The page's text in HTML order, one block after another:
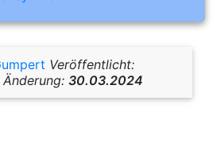
Veröffentlicht:
30.03.2024